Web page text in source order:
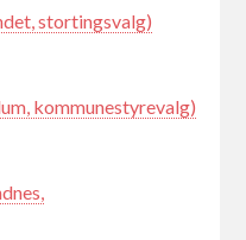
stortingsvalg)
kommunestyrevalg)